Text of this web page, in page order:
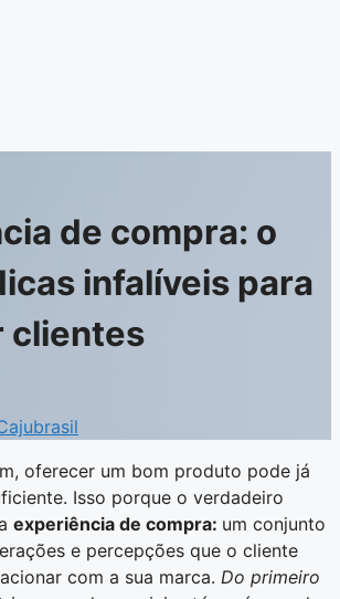
de compra: o
infalíveis para
clientes
oferecer um bom produto pode já
Isso porque o verdadeiro
experiência de compra: um conjunto
e percepções que o cliente
com a sua marca. Do primeiro